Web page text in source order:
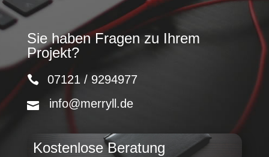
Sie haben Fragen zu Ihrem
Projekt?
07121 / 9294977
info@merryll.de
Kostenlose Beratung